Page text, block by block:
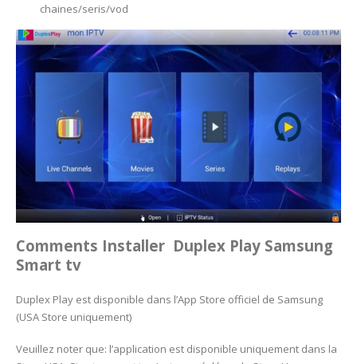
chaines/seris/vod
Comments Installer Duplex Play Samsung
Smart tv
Duplex Play est disponible dans l’App Store officiel de Samsung
(USA Store uniquement)
Veuillez noter que: l’application est disponible uniquement dans la